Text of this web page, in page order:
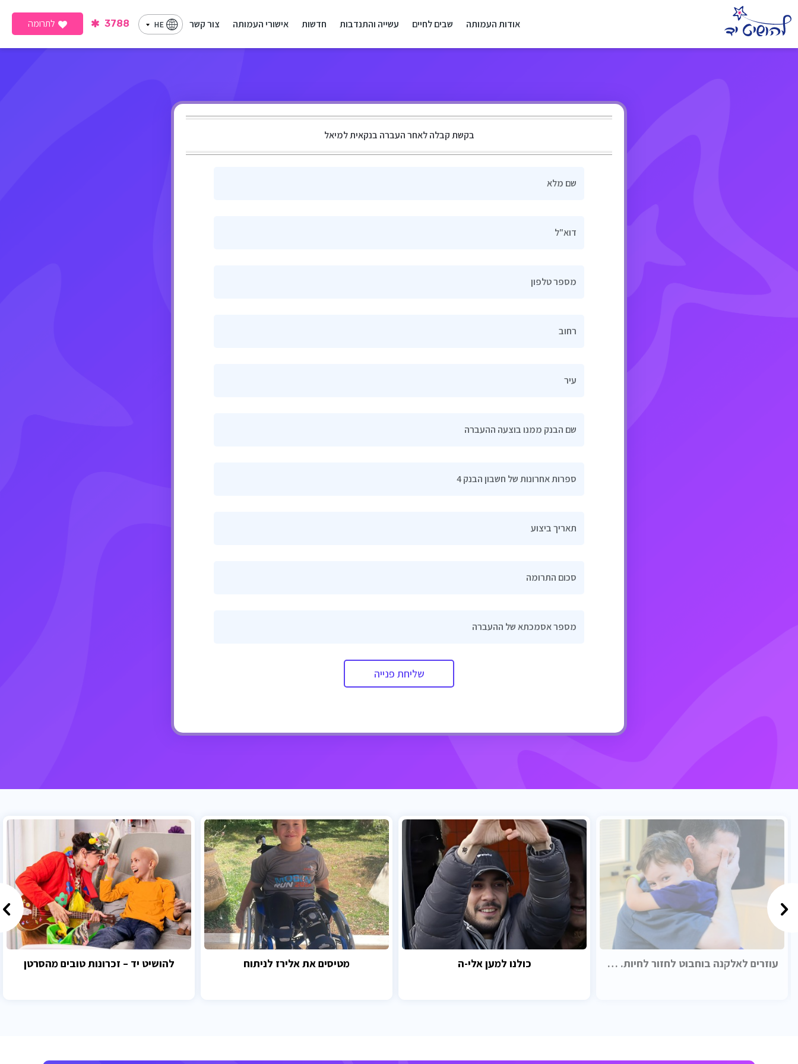
אודות העמותה שבים לחיים עשייה והתנדבות חדשות אישורי העמותה צור קשר HE
3788 לתרומה
בקשת קבלה לאחר העברה בנקאית למיאל
שם מלא
דוא"ל
מספר טלפון
רחוב
עיר
שם הבנק ממנו בוצעה ההעברה
4 ספרות אחרונות של חשבון הבנק
תאריך ביצוע
סכום התרומה
מספר אסמכתא של ההעברה
עוזרים לאלקנה בוחבוט לחזור לחיות. בכבוד. כולנו למען אלי-ה מטיסים את אלירז לניתוח להושיט יד – זכרונות טובים מהסרטן